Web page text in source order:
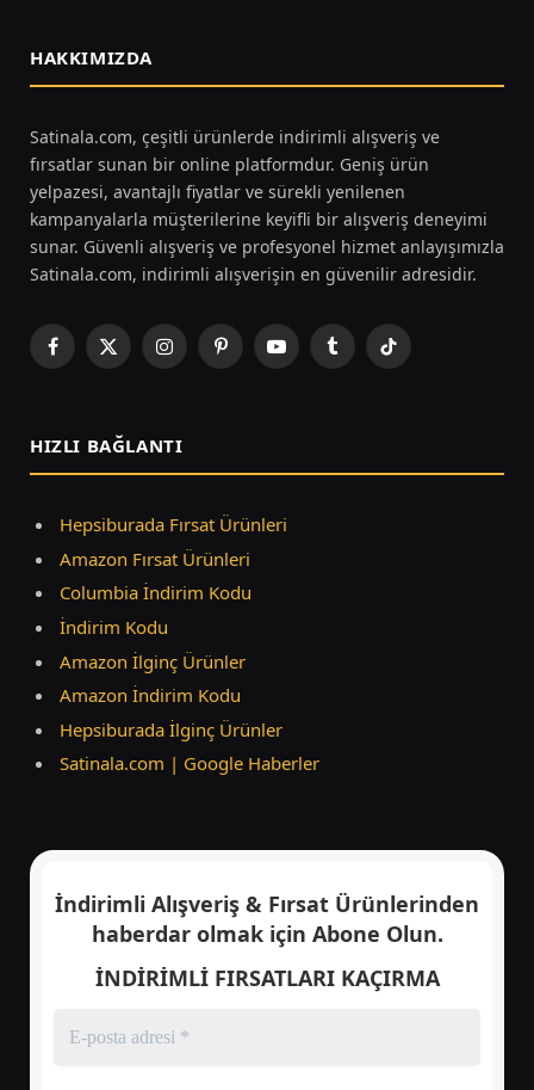
HAKKIMIZDA
Satinala.com, çeşitli ürünlerde indirimli alışveriş ve
fırsatlar sunan bir online platformdur. Geniş ürün
yelpazesi, avantajlı fiyatlar ve sürekli yenilenen
kampanyalarla müşterilerine keyifli bir alışveriş deneyimi
sunar. Güvenli alışveriş ve profesyonel hizmet anlayışımızla
Satinala.com, indirimli alışverişin en güvenilir adresidir.
Facebook
X
InstagramPinterestYouTubeTumblrTikTok
HIZLI BAĞLANTI
Hepsiburada Fırsat Ürünleri
Amazon Fırsat Ürünleri
Columbia İndirim Kodu
İndirim Kodu
Amazon İlginç Ürünler
Amazon İndirim Kodu
Hepsiburada İlginç Ürünler
Satinala.com | Google Haberler
İndirimli Alışveriş & Fırsat Ürünlerinden
haberdar olmak için Abone Olun.
İNDİRİMLİ FIRSATLARI KAÇIRMA